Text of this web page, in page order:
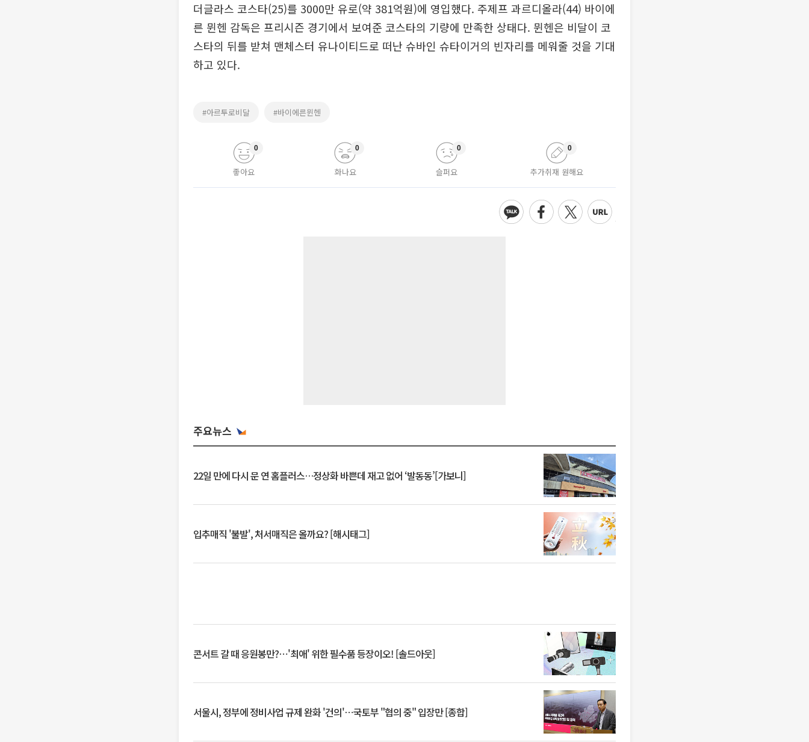
더글라스 코스타(25)를 3000만 유로(약 381억원)에 영입했다. 주제프 과르디올라(44) 바이에
른 뮌헨 감독은 프리시즌 경기에서 보여준 코스타의 기량에 만족한 상태다. 뮌헨은 비달이 코
스타의 뒤를 받쳐 맨체스터 유나이티드로 떠난 슈바인 슈타이거의 빈자리를 메워줄 것을 기대
하고 있다.
#아르투로비달 #바이에른뮌헨
좋아요
0
화나요
0
슬퍼요
0
추가취재 원해요
0
주요뉴스
22일 만에 다시 문 연 홈플러스…정상화 바쁜데 재고 없어 ‘발동동’[가보니]
입추매직 '불발', 처서매직은 올까요? [해시태그]
콘서트 갈 때 응원봉만?⋯'최애' 위한 필수품 등장이오! [솔드아웃]
서울시, 정부에 정비사업 규제 완화 '건의'⋯국토부 "협의 중" 입장만 [종합]